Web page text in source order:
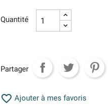
Quantité
Partager
 Ajouter à mes favoris